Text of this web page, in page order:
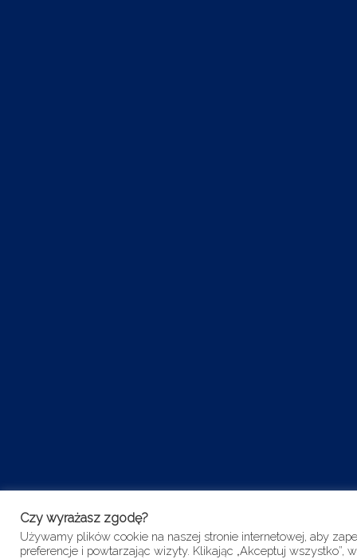
Czy wyrażasz zgodę?
Używamy plików cookie na naszej stronie internetowej, aby
preferencje i powtarzając wizyty. Klikając „Akceptuj wszystko”,